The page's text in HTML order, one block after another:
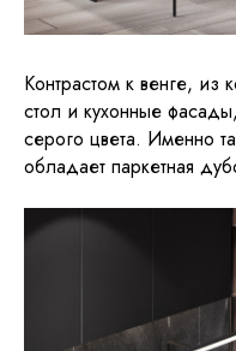
Контрастом к венге, из
стол и кухонные
серого цвета. Именно
обладает паркетная